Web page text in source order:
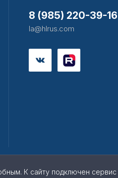
8 (985) 220-39-16
la@hlrus.com
К cайту подключен